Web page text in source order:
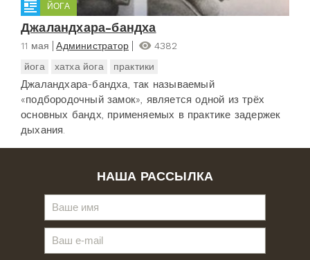
ЙОГА
Джаландхара-бандха
11 мая Администратор
4382
йога
хатха йога практики
Джаландхара-бандха, так называемый
«подбородочный замок», является одной из трёх
основных бандх, применяемых в практике задержек
дыхания.
НАША РАССЫЛКА